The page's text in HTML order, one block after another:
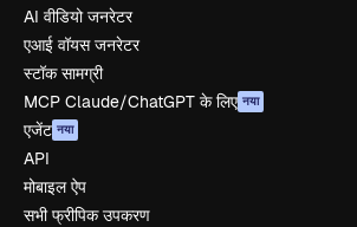
AI वीडियो जनरेटर
एआई वॉयस जनरेटर
स्टॉक सामग्री
MCP Claude/ChatGPT के लिए नया
एजेंट नया
API
मोबाइल ऐप
सभी फ्रीपिक उपकरण